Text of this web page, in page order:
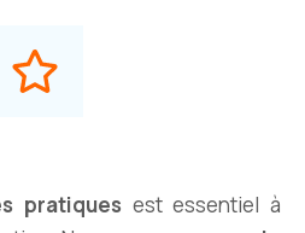
pratiques est essentiel à